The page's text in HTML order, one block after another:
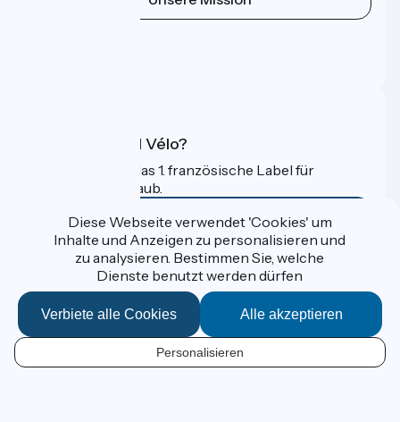
DE
Was ist Accueil Vélo?
Accueil Vélo ist das 1. französische Label für
Radfahrer im Urlaub.
Mehr erfahren
Gefördert im Rahmen von Destination France
Données personnelles
Espace Presse
Diese Webseite verwendet 'Cookies' um
Inhalte und Anzeigen zu personalisieren und
zu analysieren. Bestimmen Sie, welche
Dienste benutzt werden dürfen
Alle akzeptieren
Verbiete alle Cookies
Personalisieren